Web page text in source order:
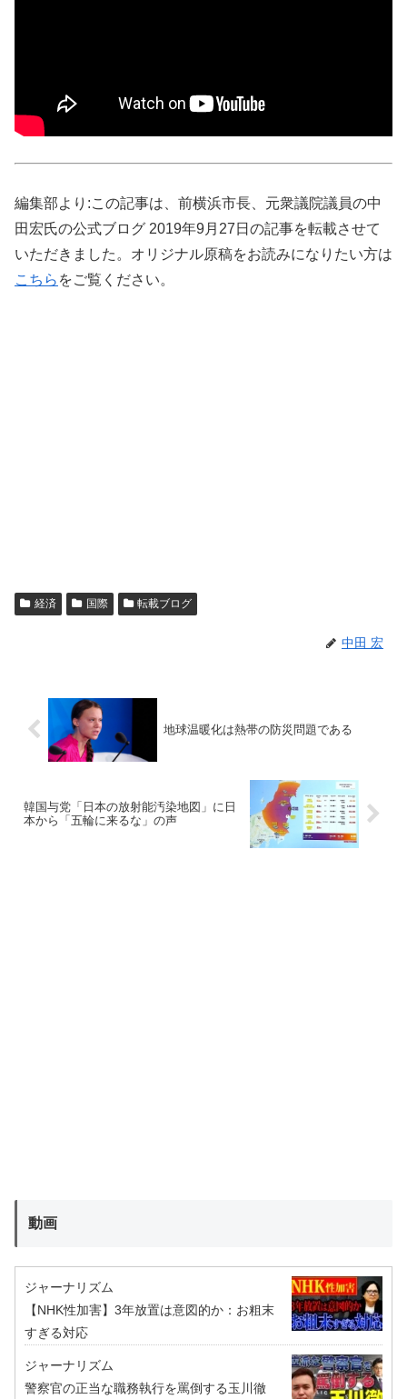
編集部より:この記事は、前横浜市長、元衆議院議員の中
田宏氏の公式ブログ 2019年9月27日の記事を転載させて
いただきました。オリジナル原稿をお読みになりたい方は
こちら をご覧ください。
経済 国際 転載ブログ
中田 宏
地球温暖化は熱帯の防災問題である
韓国与党「日本の放射能汚染地図」に日
本から「五輪に来るな」の声
動画
ジャーナリズム
【NHK性加害】3年放置は意図的か：お粗末
すぎる対応
ジャーナリズム
警察官の正当な職務執行を罵倒する玉川徹